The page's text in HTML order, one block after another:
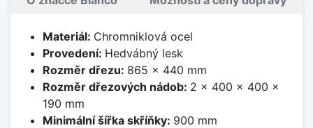
Materiál: Chromniklová ocel
Provedení: Hedvábný lesk
Rozměr dřezu: 865 x 440 mm
Rozměr dřezových nádob: 2 x 400 x 400 x
190 mm
Minimální šířka skříňky: 900 mm